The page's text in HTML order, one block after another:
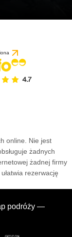
online. Nie jest
żadnych
żadnej firmy
rezerwację
podróży —